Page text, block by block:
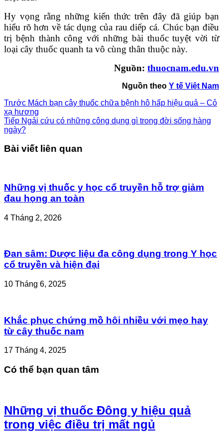
Hy vọng rằng những kiến thức trên đây đã giúp bạn
hiểu rõ hơn về tác dụng của rau diếp cá. Chúc bạn điều
trị bệnh thành công với những bài thuốc tuyệt vời từ
loại cây thuốc quanh ta vô cùng thân thuộc này.
Nguồn: thuocnam.edu.vn
Nguồn theo Y tế Việt Nam
Trước Mách bạn cây thuốc chữa bệnh hô hấp hiệu quả – Cỏ
xạ hương
Tiếp Ngải cứu có những công dụng gì trong đời sống hàng
ngày?
Bài viết liên quan
Những vị thuốc y học cổ truyền hỗ trợ giảm
đau họng an toàn
4 Tháng 2, 2026
Đan sâm: Dược liệu đa công dụng trong Y học
cổ truyền và hiện đại
10 Tháng 6, 2025
Khắc phục chứng mồ hôi nhiều với mẹo hay
từ cây thuốc nam
17 Tháng 4, 2025
Có thể bạn quan tâm
Những vị thuốc Đông y hiệu quả
trong việc điều trị mất ngủ